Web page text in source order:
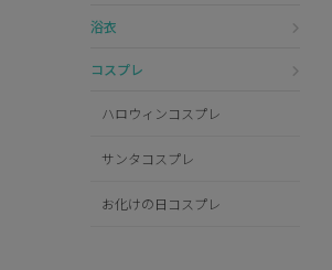
浴衣
コスプレ
ハロウィンコスプレ
サンタコスプレ
お化けの日コスプレ